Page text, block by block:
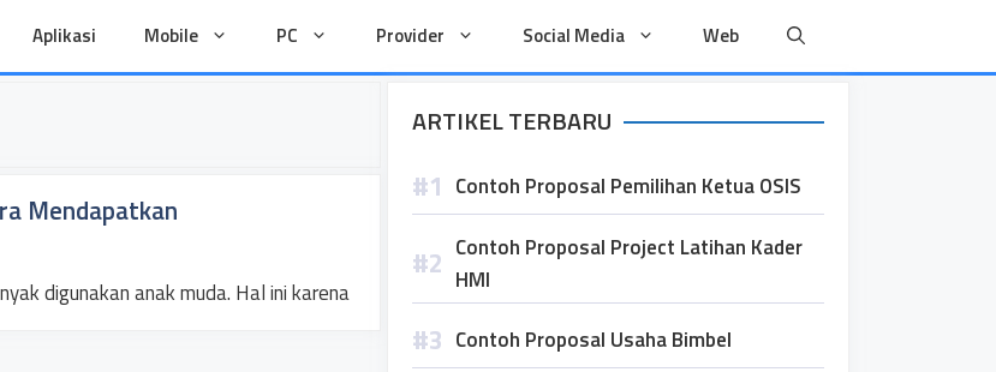
Aplikasi Mobile PC Provider Social Media Web
Mendapatkan
digunakan anak muda. Hal ini karena
ARTIKEL TERBARU
Contoh Proposal Pemilihan Ketua OSIS
Contoh Proposal Project Latihan Kader
HMI
Contoh Proposal Usaha Bimbel